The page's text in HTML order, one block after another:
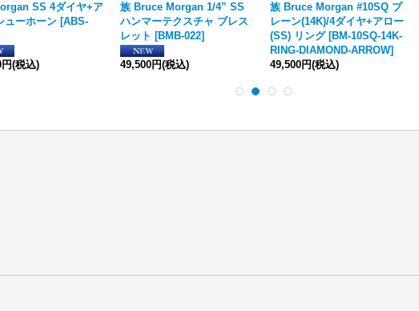
SS 4ダイヤ+ア
ューホーン [ABS-
(税込)
族 Bruce Morgan 1/4” SS
ハンマーテクスチャ ブレス
レット [BMB-022]
49,500円(税込)
族 Bruce Morgan #10SQ プ
レーン(14K)/4ダイヤ+アロー
(SS) リング [BM-10SQ-14K-
RING-DIAMOND-ARROW]
49,500円(税込)